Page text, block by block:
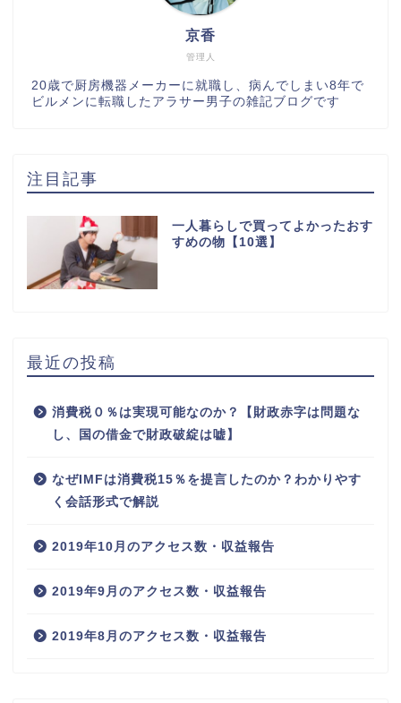
管理人
京香
20歳で厨房機器メーカーに就職し、病んでしまい8年で
ビルメンに転職したアラサー男子の雑記ブログです
注目記事
一人暮らしで買ってよかったおす
すめの物【10選】
最近の投稿
消費税０％は実現可能なのか？【財政赤字は問題な
し、国の借金で財政破綻は嘘】
なぜIMFは消費税15％を提言したのか？わかりやす
く会話形式で解説
2019年10月のアクセス数・収益報告
2019年9月のアクセス数・収益報告
2019年8月のアクセス数・収益報告